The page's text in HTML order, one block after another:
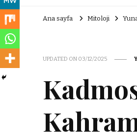
Ana sayfa Mitoloji
UPDATED ON 03/12/2025